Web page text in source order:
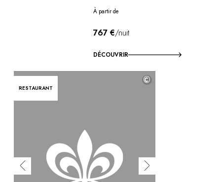
À partir de
767 €/nuit
DÉCOUVRIR
RESTAURANT
©